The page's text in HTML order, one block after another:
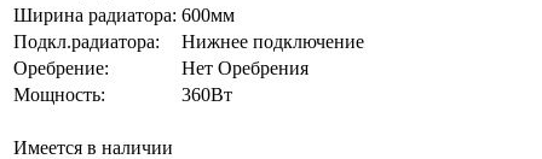
Ширина радиатора: 600мм
Подкл.радиатора:
Нижнее подключение
Оребрение:
Нет Оребрения
Мощность:
360Вт
Имеется в наличии